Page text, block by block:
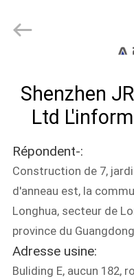
DES
PRODUITS
VIDÉOS
SPECTACLE
VR
Technology
Shenzhen
Ltd
Répondent-:
Construction de 7,
d'anneau est, la
Longhua, secteur de
province du
Adresse usine:
Buliding E, aucun 182,